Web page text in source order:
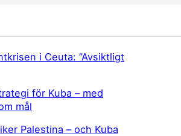
i Ceuta: ”Avsiktligt
för Kuba – med
mål
Palestina – och Kuba